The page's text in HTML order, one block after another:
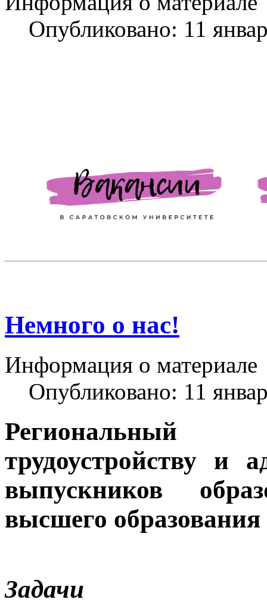
Опубликовано: 11
Немного о нас!
Информация о материале
Опубликовано: 11
Региональный
трудоустройству и
выпускников
высшего образования
Задачи